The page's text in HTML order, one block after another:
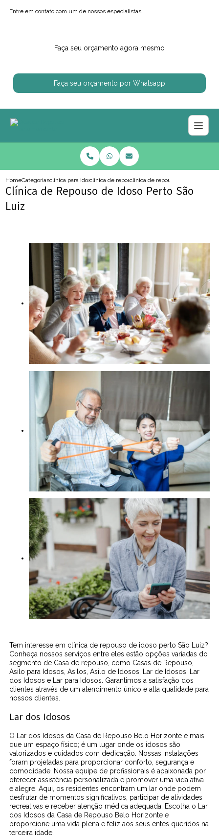
Entre em contato com um de nossos especialistas!
Faça seu orçamento agora mesmo
Faça seu orçamento por Whatsapp
HomeCategoriasclinica para idososclinica de repouso para idoso com enfermagem
clinica de repouso de idoso perto
Clínica de Repouso de Idoso Perto São
Luiz
Tem interesse em clínica de repouso de idoso perto São Luiz?
Conheça nossos serviços entre eles estão opções variadas do
segmento de Casa de repouso, como Casas de Repouso,
Asilo para Idosos, Asilos, Asilo de Idosos, Lar de Idosos, Lar
dos Idosos e Lar para Idosos. Garantimos a satisfação dos
clientes através de um atendimento único e alta qualidade para
nossos clientes.
Lar dos Idosos
O Lar dos Idosos da Casa de Repouso Belo Horizonte é mais
que um espaço físico; é um lugar onde os idosos são
valorizados e cuidados com dedicação. Nossas instalações
foram projetadas para proporcionar conforto, segurança e
comodidade. Nossa equipe de profissionais é apaixonada por
oferecer assistência personalizada e promover uma vida ativa
e alegre. Aqui, os residentes encontram um lar onde podem
desfrutar de momentos significativos, participar de atividades
recreativas e receber atenção médica adequada. Escolha o Lar
dos Idosos da Casa de Repouso Belo Horizonte e
proporcione uma vida plena e feliz aos seus entes queridos na
terceira idade.